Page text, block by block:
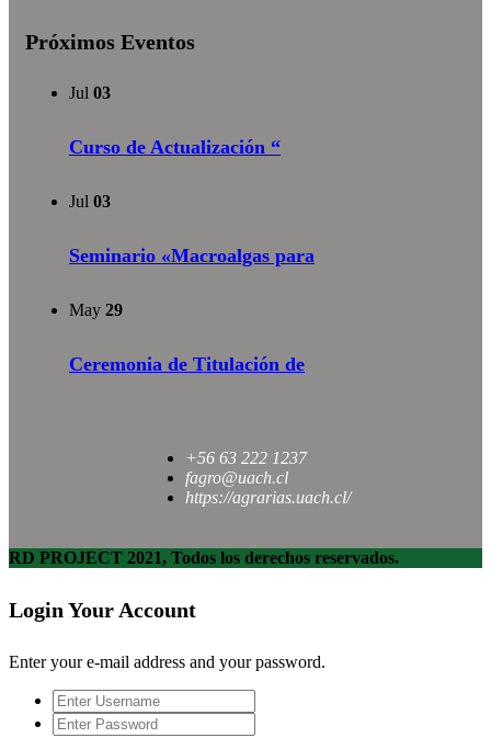
Próximos Eventos
Jul 03
Curso de Actualización “
Jul 03
Seminario «Macroalgas para
May 29
Ceremonia de Titulación de
+56 63 222 1237
fagro@uach.cl
https://agrarias.uach.cl/
RD PROJECT 2021, Todos los derechos reservados.
Login Your Account
Enter your e-mail address and your password.